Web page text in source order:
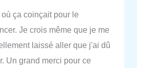
ça coinçait pour le
Je crois même que je me
laissé aller que j'ai dû
Un grand merci pour ce